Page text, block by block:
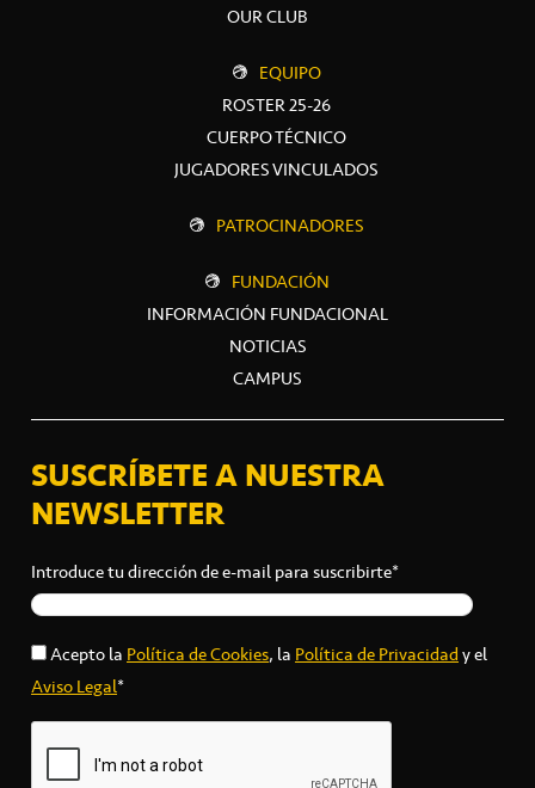
OUR CLUB
EQUIPO
ROSTER 25-26
CUERPO TÉCNICO
JUGADORES VINCULADOS
PATROCINADORES
FUNDACIÓN
INFORMACIÓN FUNDACIONAL
NOTICIAS
CAMPUS
SUSCRÍBETE A NUESTRA
NEWSLETTER
Introduce tu dirección de e-mail para suscribirte*
Acepto laPolítica de Cookies, laPolítica de Privacidady el
Aviso Legal*